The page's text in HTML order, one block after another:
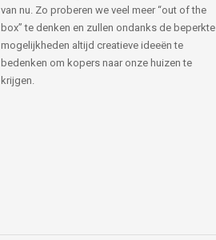
van nu. Zo proberen we veel meer “out of the
box” te denken en zullen ondanks de beperkte
mogelijkheden altijd creatieve ideeën te
bedenken om kopers naar onze huizen te
krijgen.